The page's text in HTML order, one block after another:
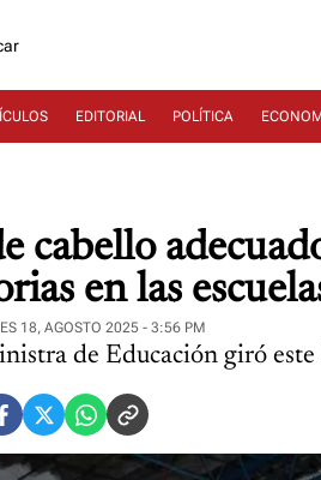
EDITORIAL POLÍTICA
cabello
en las
18, AGOSTO 2025 - 3:56 PM
de Educación giró